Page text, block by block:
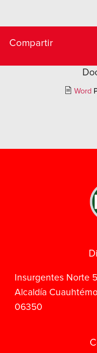
Compartir
Word
Insurgentes Norte
Alcaldía
06350